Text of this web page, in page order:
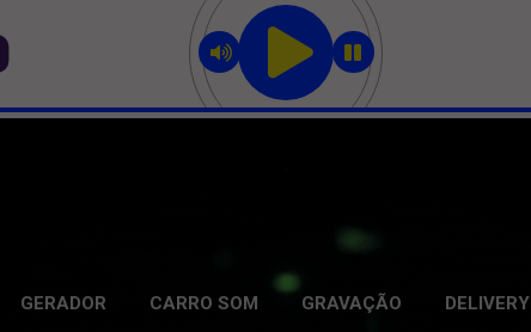
Pular para o conteúdo principal
GERADOR CARRO SOM GRAVAÇÃO DELIVERY